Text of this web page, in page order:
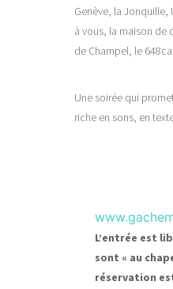
Genève, la Jonquille,
à vous, la maison de
de Champel, le
Une soirée qui
riche en sons, en
L’entrée est
sont « au
réservation